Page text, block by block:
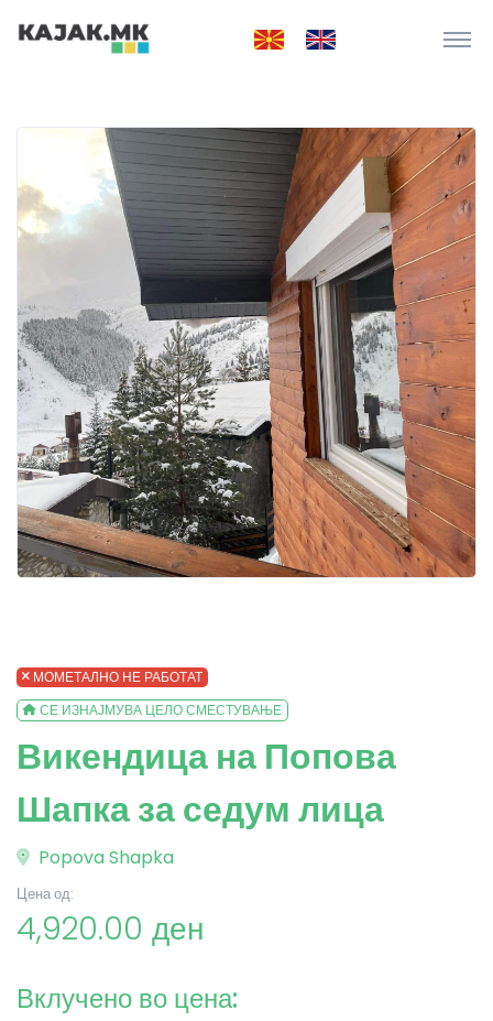
МОМЕТАЛНО НЕ РАБОТАТ
СЕ ИЗНАЈМУВА ЦЕЛО СМЕСТУВАЊЕ
Викендица на Попова
Шапка за седум лица
Popova Shapka
Цена од:
4,920.00 ден
Вклучено во цена: